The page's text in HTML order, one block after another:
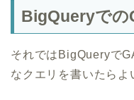
BigQueryでの
それではBigQueryで
なクエリを書いたらよ